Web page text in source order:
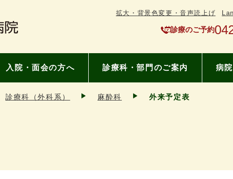
拡大・背景色変更・音声読上げ
診療のご予約
入院・面会の方へ 診療科・部門のご案内 病
診療科（外科系） 麻酔科 外来予定表